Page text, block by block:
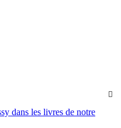

dans les livres de notre